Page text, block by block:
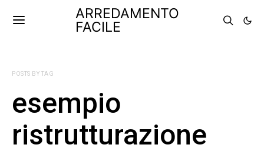
ARREDAMENTO
FACILE
POSTS BY TAG
esempio
ristrutturazione